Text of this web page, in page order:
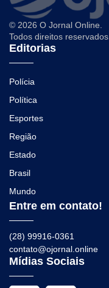
© 2026 O Jornal Online.
Todos direitos reservados.
Editorias
Polícia
Política
Esportes
Região
Estado
Brasil
Mundo
Entre em contato!
(28) 99916-0361
contato@ojornal.online
Mídias Sociais